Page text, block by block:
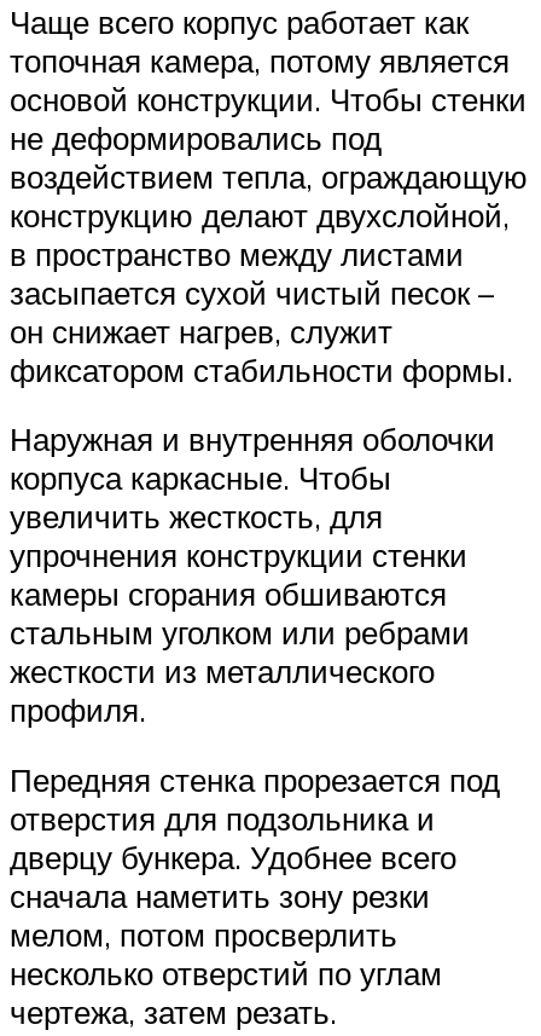
Чаще всего корпус работает как
топочная камера, потому является
основой конструкции. Чтобы стенки
не деформировались под
воздействием тепла, ограждающую
конструкцию делают двухслойной,
в пространство между листами
засыпается сухой чистый песок –
он снижает нагрев, служит
фиксатором стабильности формы.
Наружная и внутренняя оболочки
корпуса каркасные. Чтобы
увеличить жесткость, для
упрочнения конструкции стенки
камеры сгорания обшиваются
стальным уголком или ребрами
жесткости из металлического
профиля.
Передняя стенка прорезается под
отверстия для подзольника и
дверцу бункера. Удобнее всего
сначала наметить зону резки
мелом, потом просверлить
несколько отверстий по углам
чертежа, затем резать.